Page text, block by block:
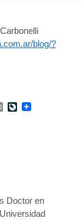
blog/?
PrintLiveJournal
Doctor en